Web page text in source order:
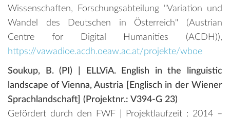
Wissenschaften, Forschungsabteilung "Variation und
Wandel des Deutschen in Österreich" (Austrian
Centre for Digital Humanities (ACDH)),
https://vawadioe.acdh.oeaw.ac.at/projekte/wboe
Soukup, B. (PI) | ELLViA. English in the linguistic
landscape of Vienna, Austria [Englisch in der Wiener
Sprachlandschaft] (Projektnr.: V394-G 23)
Gefördert durch den FWF | Projektlaufzeit : 2014 –